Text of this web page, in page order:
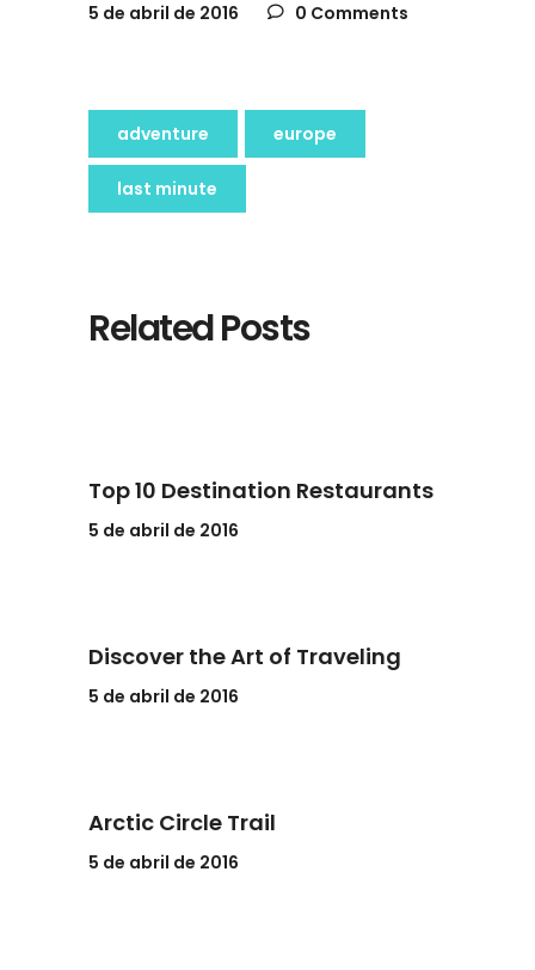
5 de abril de 2016 0 Comments
adventure europe
last minute
Related Posts
Top 10 Destination Restaurants
5 de abril de 2016
Discover the Art of Traveling
5 de abril de 2016
Arctic Circle Trail
5 de abril de 2016